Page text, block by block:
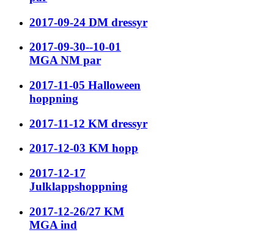
2017-09-24 DM dressyr
2017-09-30--10-01
MGA NM par
2017-11-05 Halloween
hoppning
2017-11-12 KM dressyr
2017-12-03 KM hopp
2017-12-17
Julklappshoppning
2017-12-26/27 KM
MGA ind